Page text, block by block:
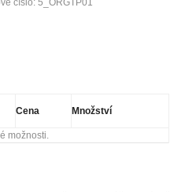
číslo: 5_ORGTP01
Cena Množství
možnosti.